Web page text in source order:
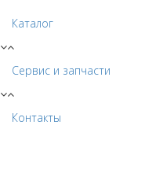
Каталог
Сервис и запчасти
Контакты